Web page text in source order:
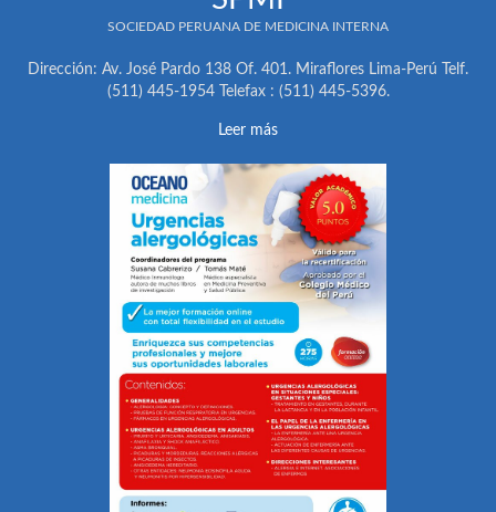
SOCIEDAD PERUANA DE MEDICINA INTERNA
Dirección: Av. José Pardo 138 Of. 401. Miraflores Lima-Perú Telf.
(511) 445-1954 Telefax : (511) 445-5396.
Leer más